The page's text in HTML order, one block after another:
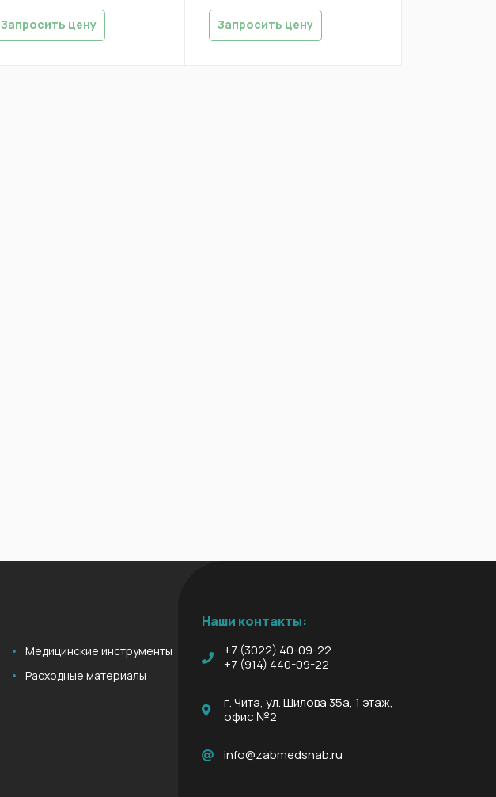
Запросить цену Запросить цену
Медицинские инструменты
Расходные материалы
Наши контакты:
+7 (3022) 40-09-22
+7 (914) 440-09-22
г. Чита, ул. Шилова 35а, 1 этаж,
офис №2
info@zabmedsnab.ru